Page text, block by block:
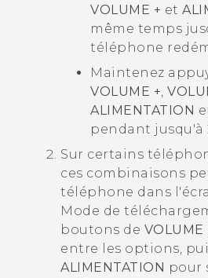
VOLUME + et
même temps
téléphone
Maintenez
VOLUME +,
ALIMENTATION
pendant jusqu'à
Sur certains
ces combinaisons
téléphone dans
Mode de
boutons de VOLUME
entre les options,
ALIMENTATION pour